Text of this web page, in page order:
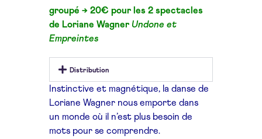
groupé → 20€ pour les 2 spectacles
de Loriane Wagner Undone et
Empreintes
Distribution
Instinctive et magnétique, la danse de
Loriane Wagner nous emporte dans
un monde où il n’est plus besoin de
mots pour se comprendre.